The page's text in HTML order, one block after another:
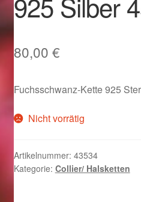
Im Gedenken an
Impressum
Kasse
80,00 €
Fuchsschwanz-Kette 925
Nicht vorrätig
Artikelnummer: 43534
Kategorie: Collier/ Halsketten